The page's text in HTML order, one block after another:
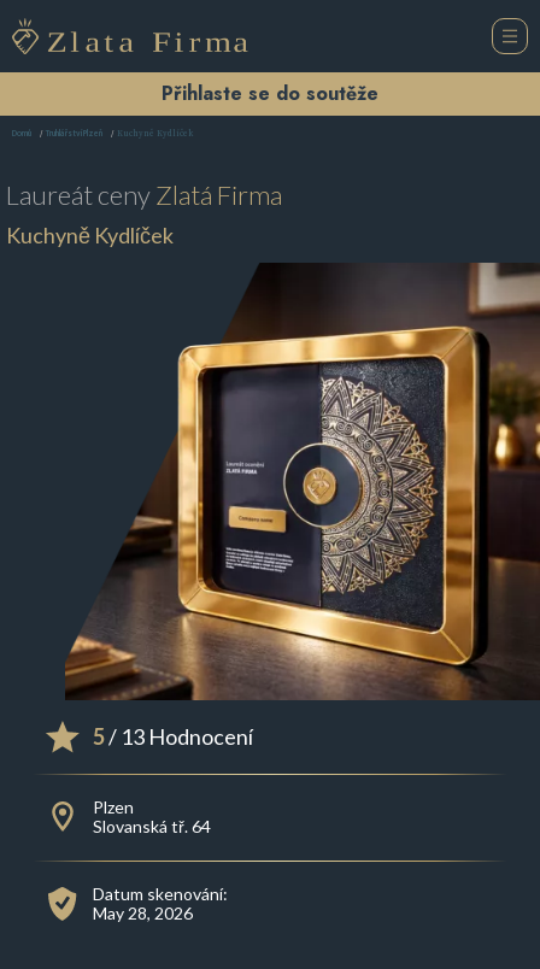
Přihlaste se do soutěže
Domů Truhlářství Plzeň Kuchyně Kydlíček
Laureát cenyZlatá Firma
Kuchyně Kydlíček
5/ 13 Hodnocení
Plzen
Slovanská tř. 64
Datum skenování:
May 28, 2026